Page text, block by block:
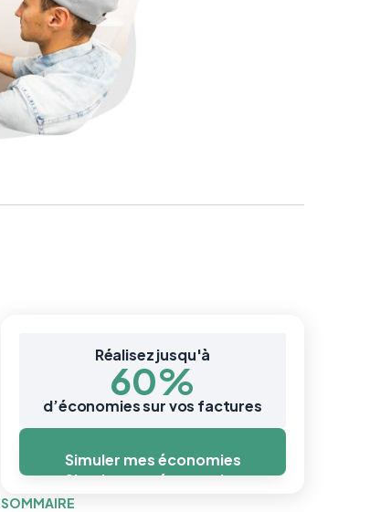
Réalisez jusqu'à
60%
d’économies sur vos factures
Simuler mes économies
Simuler mes économies
SOMMAIRE